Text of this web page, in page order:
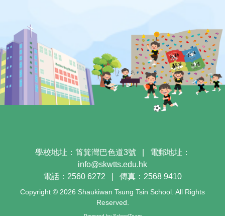
學校地址：筲箕灣巴色道3號
電郵地址：
info@skwtts.edu.hk
電話：2560 6272
傳真：2568 9410
Copyright © 2026 Shaukiwan Tsung Tsin School. All Rights
Reserved.